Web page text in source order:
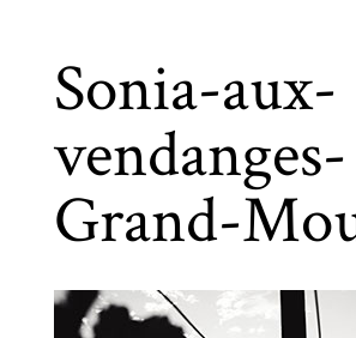
Sonia-aux-
vendanges-
Grand-